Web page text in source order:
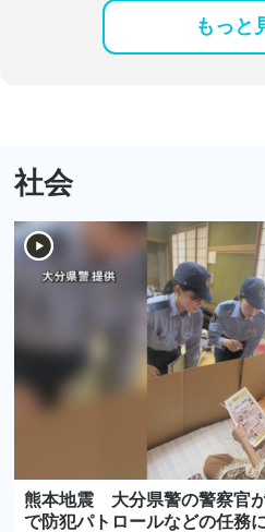
もっと
社会
熊本地震 大分県警の警察官
で防犯パトロールなどの任務